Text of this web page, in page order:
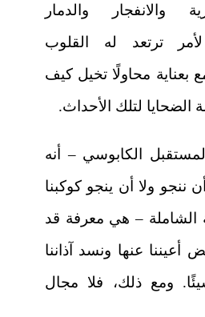
والانفجار والدمار
ترتعد له القلوب
بعناية محاولًا تخيل كيف
الضحايا لتلك الأحداث.
الكابوسي – أنه
ننجو ولا أن ينجو كوكبنا
الشاملة – هي معرفة قد
عنها ونسد آذاننا
ومع ذلك، فلا مجال